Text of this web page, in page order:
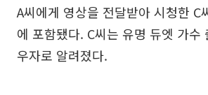
A씨에게 영상을 전달받아 시청한 C
에 포함됐다. C씨는 유명 듀엣 가수
우자로 알려졌다.